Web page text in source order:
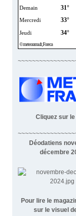
Cliquez sur
Déodatiens
décembre
Pour lire le
sur le visuel